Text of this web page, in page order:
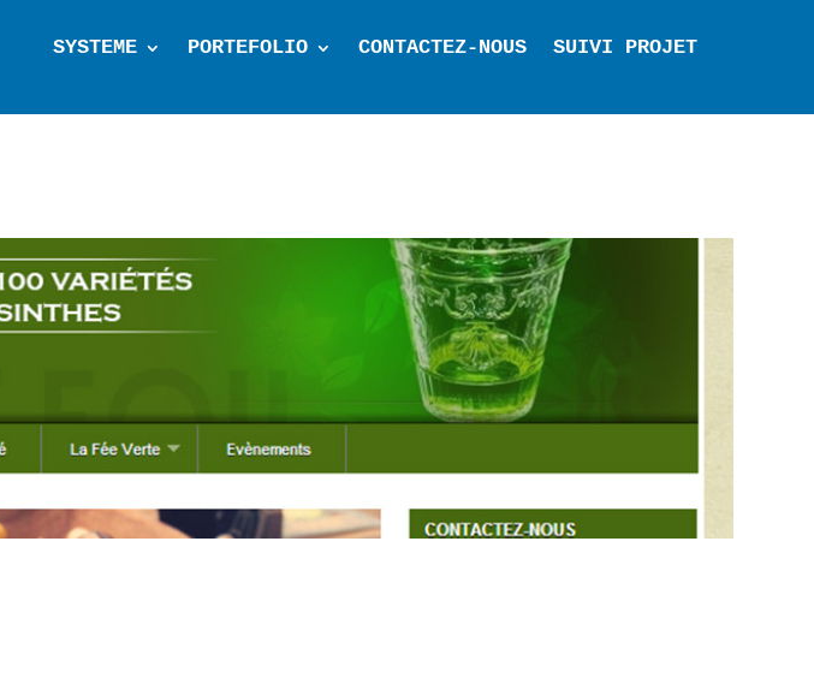
SYSTEME PORTEFOLIO CONTACTEZ-NOUS SUIVI PROJET